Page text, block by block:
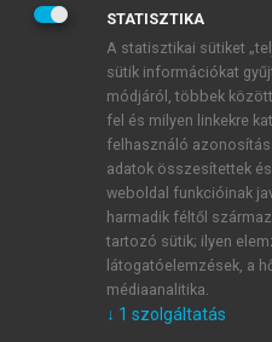
BELÉPÉS SAJÁT
ÚJ FIÓK
1 óra díjmentes
E-MAIL-CÍM
STATISZTIKA
A statisztikai sütiket
sütik információkat
módjáról, többek
fel és milyen linkekre
felhasználó
adatok összesítettek
weboldal funkcióinak
harmadik féltől
tartozó sütik; ilyen
látogatóelemzések, a
médiaanalitika.
↓ 1 szolgáltatás